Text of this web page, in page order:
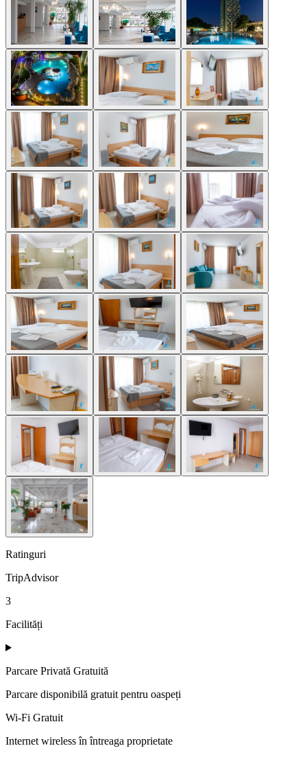
Ratinguri
TripAdvisor
3
Facilități
Parcare Privată Gratuită
Parcare disponibilă gratuit pentru oaspeți
Wi-Fi Gratuit
Internet wireless în întreaga proprietate